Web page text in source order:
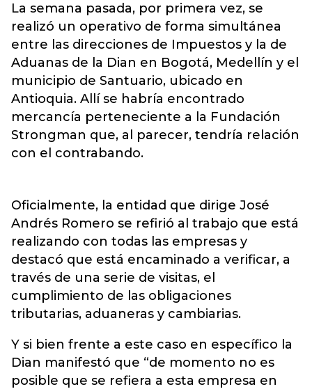
La semana pasada, por primera vez, se
realizó un operativo de forma simultánea
entre las direcciones de Impuestos y la de
Aduanas de la Dian en Bogotá, Medellín y el
municipio de Santuario, ubicado en
Antioquia. Allí se habría encontrado
mercancía perteneciente a la Fundación
Strongman que, al parecer, tendría relación
con el contrabando.
Oficialmente, la entidad que dirige José
Andrés Romero se refirió al trabajo que está
realizando con todas las empresas y
destacó que está encaminado a verificar, a
través de una serie de visitas, el
cumplimiento de las obligaciones
tributarias, aduaneras y cambiarias.
Y si bien frente a este caso en específico la
Dian manifestó que “de momento no es
posible que se refiera a esta empresa en